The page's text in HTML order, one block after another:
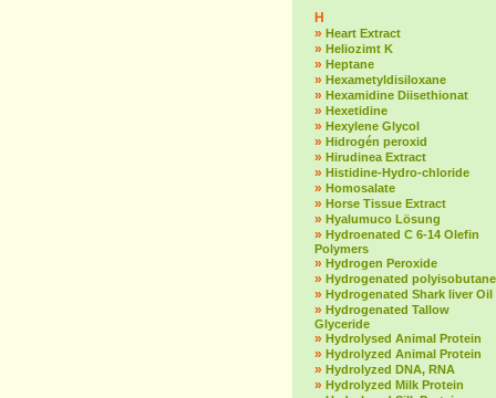
H
» Heart Extract
» Heliozimt K
» Heptane
» Hexametyldisiloxane
» Hexamidine Diisethionat
» Hexetidine
» Hexylene Glycol
» Hidrogén peroxid
» Hirudinea Extract
» Histidine-Hydro-chloride
» Homosalate
» Horse Tissue Extract
» Hyalumuco Lösung
» Hydroenated C 6-14 Olefin
Polymers
» Hydrogen Peroxide
» Hydrogenated polyisobutane
» Hydrogenated Shark liver Oil
» Hydrogenated Tallow
Glyceride
» Hydrolysed Animal Protein
» Hydrolyzed Animal Protein
» Hydrolyzed DNA, RNA
» Hydrolyzed Milk Protein